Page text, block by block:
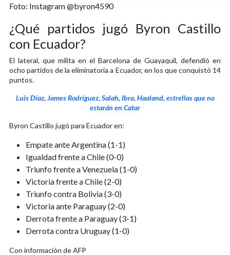
Foto: Instagram @byron4590
¿Qué partidos jugó Byron Castillo
con Ecuador?
El lateral, que milita en el Barcelona de Guayaquil, defendió en
ocho partidos de la eliminatoria a Ecuador, en los que conquistó 14
puntos.
Luis Díaz, James Rodríguez, Salah, Ibra, Haaland, estrellas que no
estarán en Catar
Byron Castillo jugó para Ecuador en:
Empate ante Argentina (1-1)
Igualdad frente a Chile (0-0)
Triunfo frente a Venezuela (1-0)
Victoria frente a Chile (2-0)
Triunfo contra Bolivia (3-0)
Victoria ante Paraguay (2-0)
Derrota frente a Paraguay (3-1)
Derrota contra Uruguay (1-0)
Con información de AFP